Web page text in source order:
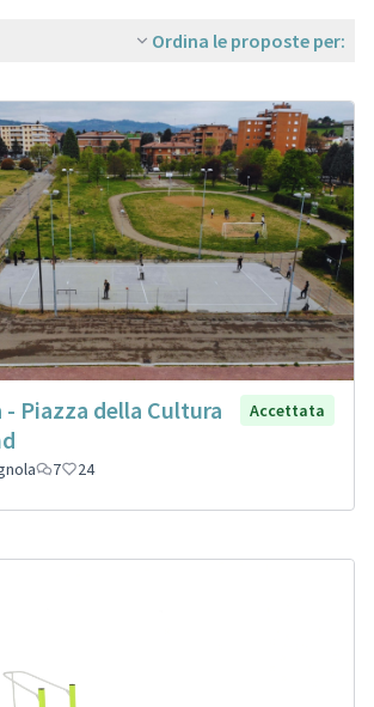
Ordina le proposte per:
- Piazza della Cultura
Accettata
7 24